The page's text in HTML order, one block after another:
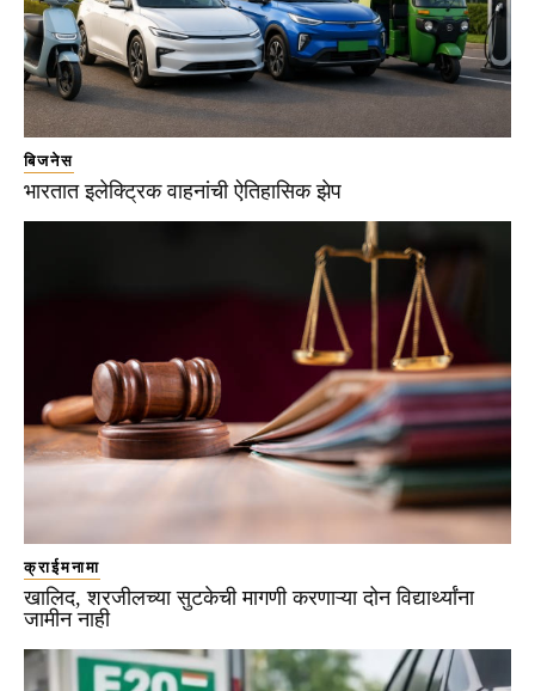
बिजनेस
भारतात इलेक्ट्रिक वाहनांची ऐतिहासिक झेप
क्राईमनामा
खालिद, शरजीलच्या सुटकेची मागणी करणाऱ्या दोन विद्यार्थ्यांना
जामीन नाही